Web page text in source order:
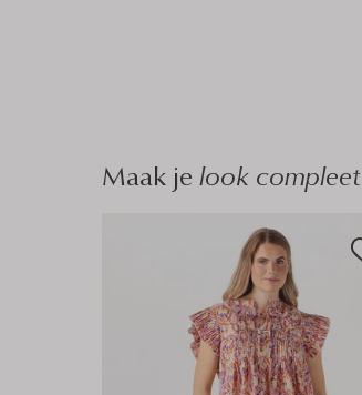
Maak je look compleet